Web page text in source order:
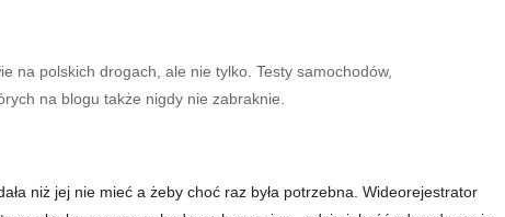
na polskich drogach, ale nie tylko. Testy samochodów,
na blogu także nigdy nie zabraknie.
niż jej nie mieć a żeby choć raz była potrzebna. Wideorejestrator